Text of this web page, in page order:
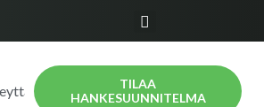
TILAA
HANKESUUNNITELMA